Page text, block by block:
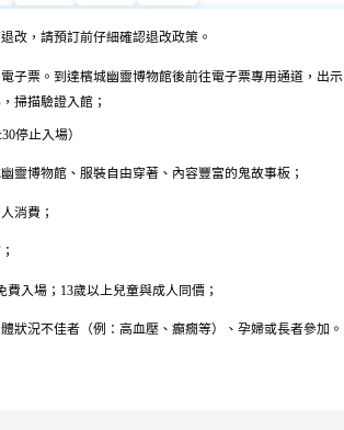
評價 問答
改，請預訂前仔細確認退改政策。
子票。到達檳城幽靈博物館後前往電子票專用通道，出示
掃描驗證入館；
停止入場）
靈博物館、服裝自由穿著、內容豐富的鬼故事板；
消費；
費入場；13歲以上兒童與成人同價；
狀況不佳者（例：高血壓、癲癇等）、孕婦或長者參加。